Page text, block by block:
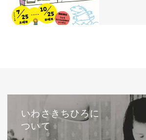
いわさきちひろに
ついて